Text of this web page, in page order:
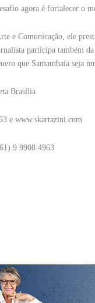
agora é fortalecer o
e Comunicação, ele
participa também
que Samambaia seja
Brasília
e www.skartazini.com
9 9908.4963